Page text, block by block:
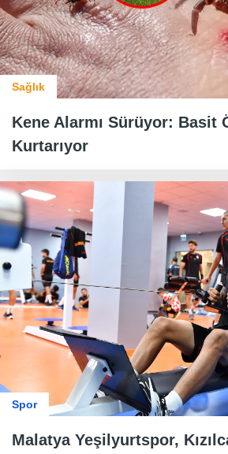
Sağlık
Kene Alarmı Sürüyor: Basit
Kurtarıyor
Spor
Malatya Yeşilyurtspor,